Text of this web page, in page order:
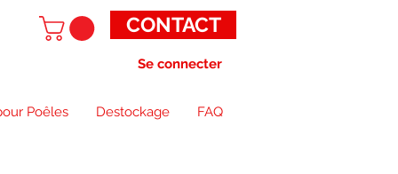
CONTACT
Se connecter
Poêles Destockage FAQ